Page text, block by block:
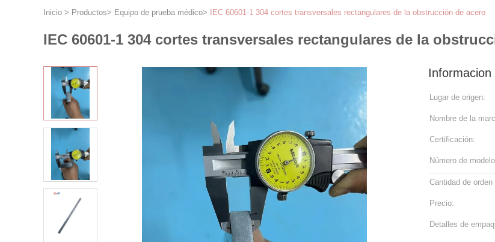
Inicio > Productos> Equipo de prueba médico> IEC 60601-1 304 cortes transversales rectangulares de la obstrucción de acero
IEC 60601-1 304 cortes transversales rectangulares de la
Informacion
Lugar de origen:
Nombre de la
Certificación:
Número de
Cantidad de
Precio:
Detalles de